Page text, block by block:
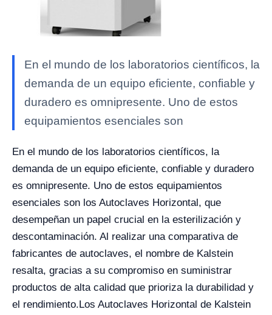
En el mundo de los laboratorios científicos, la
demanda de un equipo eficiente, confiable y
duradero es omnipresente. Uno de estos
equipamientos esenciales son
En el mundo de los laboratorios científicos, la
demanda de un equipo eficiente, confiable y duradero
es omnipresente. Uno de estos equipamientos
esenciales son los Autoclaves Horizontal, que
desempeñan un papel crucial en la esterilización y
descontaminación. Al realizar una comparativa de
fabricantes de autoclaves, el nombre de Kalstein
resalta, gracias a su compromiso en suministrar
productos de alta calidad que prioriza la durabilidad y
el rendimiento.Los Autoclaves Horizontal de Kalstein